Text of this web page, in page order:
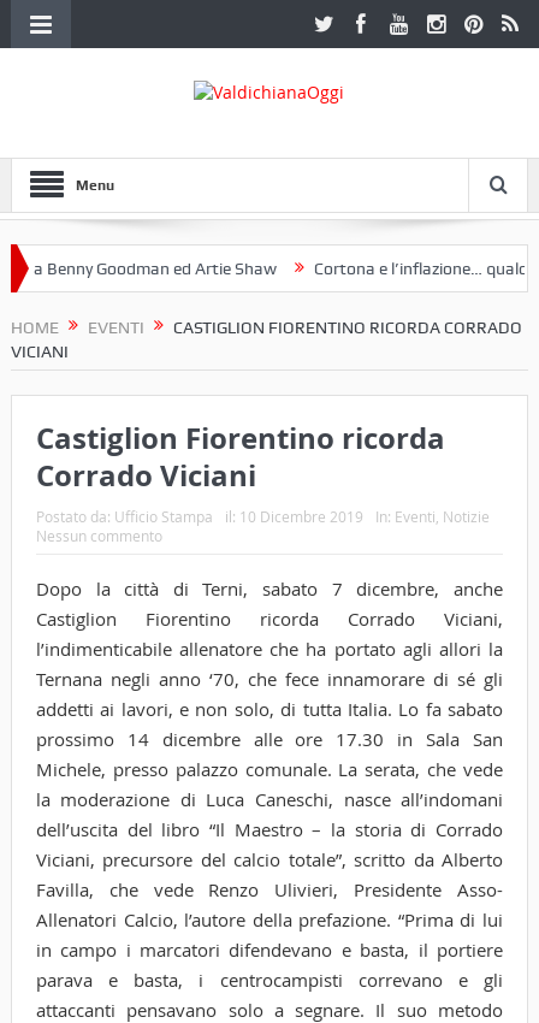
Menu
a Benny Goodman ed Artie Shaw Cortona e l’inflazione… qualche
HOME EVENTI
CASTIGLION FIORENTINO RICORDA CORRADO
VICIANI
Castiglion Fiorentino ricorda
Corrado Viciani
Postato da: Ufficio Stampa il: 10 Dicembre 2019 In: Eventi Notizie
Nessun commento
Dopo la città di Terni, sabato 7 dicembre, anche
Castiglion Fiorentino ricorda Corrado Viciani,
l’indimenticabile allenatore che ha portato agli allori la
Ternana negli anno ‘70, che fece innamorare di sé gli
addetti ai lavori, e non solo, di tutta Italia. Lo fa sabato
prossimo 14 dicembre alle ore 17.30 in Sala San
Michele, presso palazzo comunale. La serata, che vede
la moderazione di Luca Caneschi, nasce all’indomani
dell’uscita del libro “Il Maestro – la storia di Corrado
Viciani, precursore del calcio totale”, scritto da Alberto
Favilla, che vede Renzo Ulivieri, Presidente Asso-
Allenatori Calcio, l’autore della prefazione. “Prima di lui
in campo i marcatori difendevano e basta, il portiere
parava e basta, i centrocampisti correvano e gli
attaccanti pensavano solo a segnare. Il suo metodo